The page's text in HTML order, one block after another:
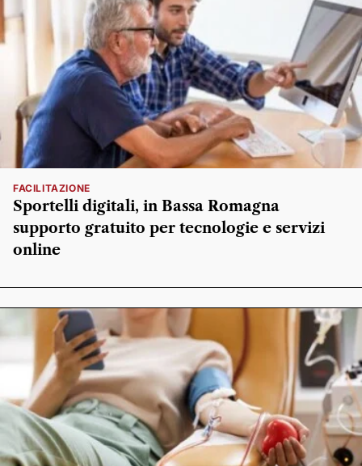
FACILITAZIONE
Sportelli digitali, in Bassa Romagna
supporto gratuito per tecnologie e servizi
online